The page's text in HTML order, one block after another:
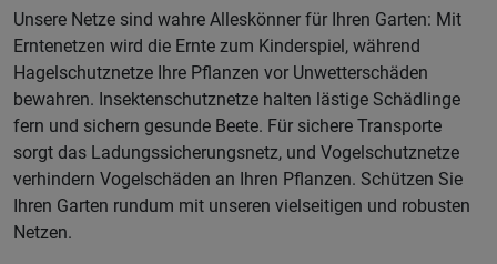
Unsere Netze sind wahre Alleskönner für Ihren Garten: Mit
Erntenetzen wird die Ernte zum Kinderspiel, während
Hagelschutznetze Ihre Pflanzen vor Unwetterschäden
bewahren. Insektenschutznetze halten lästige Schädlinge
fern und sichern gesunde Beete. Für sichere Transporte
sorgt das Ladungssicherungsnetz, und Vogelschutznetze
verhindern Vogelschäden an Ihren Pflanzen. Schützen Sie
Ihren Garten rundum mit unseren vielseitigen und robusten
Netzen.